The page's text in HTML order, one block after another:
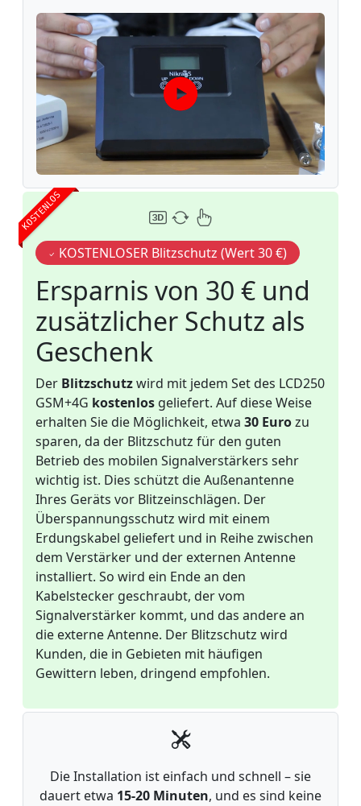
KOSTENLOS
KOSTENLOSER Blitzschutz (Wert 30 €)
Ersparnis von 30 € und
zusätzlicher Schutz als
Geschenk
Der Blitzschutzwird mit jedem Set des LCD250
GSM+4G kostenlos geliefert. Auf diese Weise
erhalten Sie die Möglichkeit, etwa 30 Eurozu
sparen, da der Blitzschutz für den guten
Betrieb des mobilen Signalverstärkers sehr
wichtig ist. Dies schützt die Außenantenne
Ihres Geräts vor Blitzeinschlägen. Der
Überspannungsschutz wird mit einem
Erdungskabel geliefert und in Reihe zwischen
dem Verstärker und der externen Antenne
installiert. So wird ein Ende an den
Kabelstecker geschraubt, der vom
Signalverstärker kommt, und das andere an
die externe Antenne. Der Blitzschutz wird
Kunden, die in Gebieten mit häufigen
Gewittern leben, dringend empfohlen.
Die Installation ist einfach und schnell – sie
dauert etwa 15-20 Minuten, und es sind keine